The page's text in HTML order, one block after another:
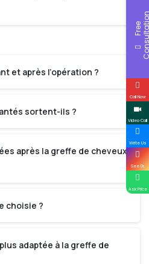
et après l’opération ?
sortent-ils ?
après la greffe de cheveux
choisie ?
adaptée à la greffe de
F
r
e
e
C
o
n
s
u
l
t
a
t
i
o
Call Now
Video Call
Write Us
See Dr.
Ask Price